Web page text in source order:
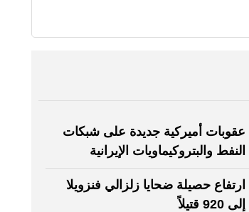
عقوبات أميركية جديدة على شبكات
النفط والبتروكيماويات الإيرانية
ارتفاع حصيلة ضحايا زلزالي فنزويلا
إلى 920 قتيلاً